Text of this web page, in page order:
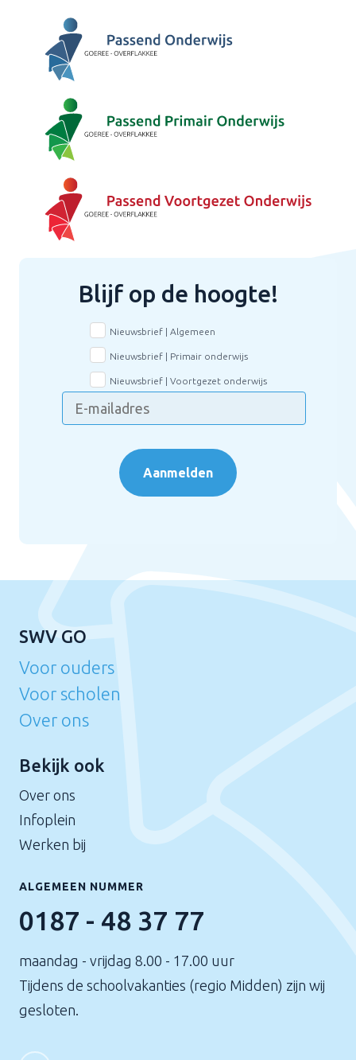
Blijf op de hoogte!
Aanmelden
Nieuwsbrief | Algemeen
Nieuwsbrief | Primair onderwijs
Nieuwsbrief | Voortgezet onderwijs
SWV GO
Voor ouders
Voor scholen
Over ons
Bekijk ook
Over ons
Infoplein
Werken bij
ALGEMEEN NUMMER
0187 - 48 37 77
maandag - vrijdag 8.00 - 17.00 uur
Tijdens de schoolvakanties (regio Midden) zijn wij
gesloten.